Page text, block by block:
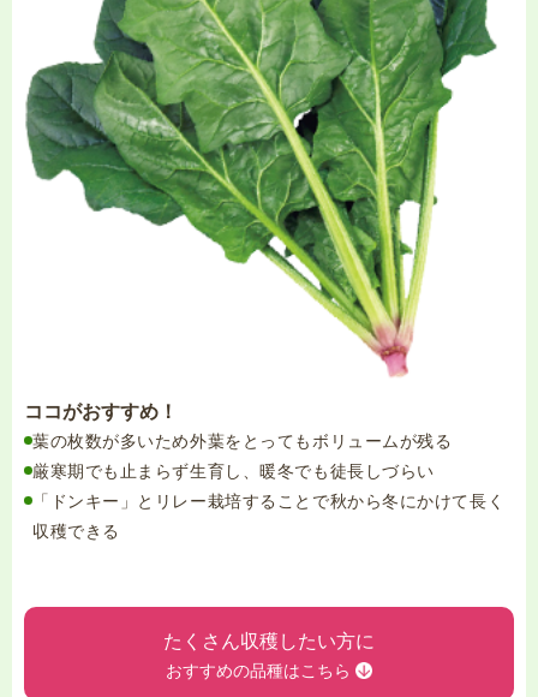
ココがおすすめ！
葉の枚数が多いため外葉をとってもボリュームが残る
厳寒期でも止まらず生育し、暖冬でも徒長しづらい
「ドンキー」とリレー栽培することで秋から冬にかけて長く
収穫できる
たくさん収穫したい方に
おすすめの品種はこちら